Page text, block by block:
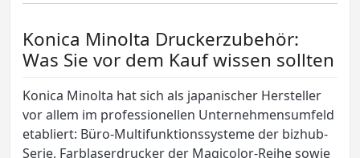
Konica Minolta Druckerzubehör:
Was Sie vor dem Kauf wissen sollten
Konica Minolta hat sich als japanischer Hersteller
vor allem im professionellen Unternehmensumfeld
etabliert: Büro-Multifunktionssysteme der bizhub-
Serie, Farblaserdrucker der Magicolor-Reihe sowie